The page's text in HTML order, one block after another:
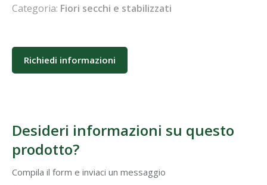
Categoria: Fiori secchi e stabilizzati
Richiedi informazioni
Desideri informazioni su questo
prodotto?
Compila il form e inviaci un messaggio